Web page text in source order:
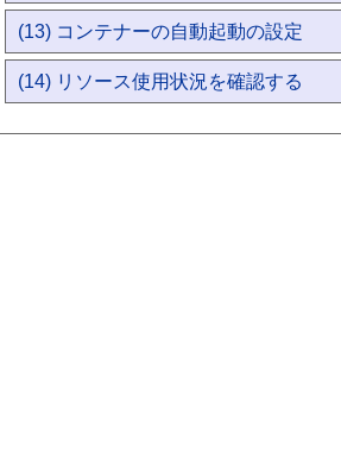
(13) コンテナーの自動起動の設定
(14) リソース使用状況を確認する